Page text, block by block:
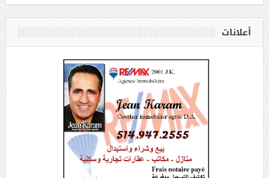
أعلانات